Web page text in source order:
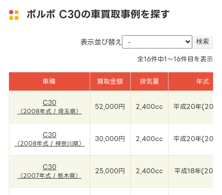
ボルボ C30の車買取事例を探す
表示並び替え
全16件中1～16件目を表示
車種 買取金額 排気量 年式
C30
（2008年式 / 埼玉県）
52,000円 2,400cc 平成20年
C30
（2008年式 / 神奈川県）
30,000円 2,400cc 平成20年
C30
（2007年式 / 栃木県）
25,000円 2,400cc 平成18年